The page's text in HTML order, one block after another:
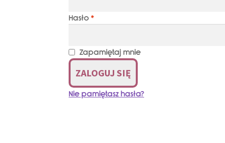
Hasło*
Zapamiętaj mnie
ZALOGUJ SIĘ
Nie pamiętasz hasła?